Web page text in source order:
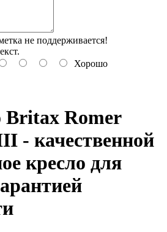
не поддерживается!
Хорошо
Britax Romer
- качественной
кресло для